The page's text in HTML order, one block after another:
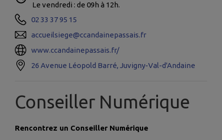
Le vendredi : de 09h à 12h.
02 33 37 95 15
accueilsiege@ccandainepassais.fr
www.ccandainepassais.fr/
26 Avenue Léopold Barré, Juvigny-Val-d'Andaine
Conseiller Numérique
Rencontrez un Conseiller Numérique